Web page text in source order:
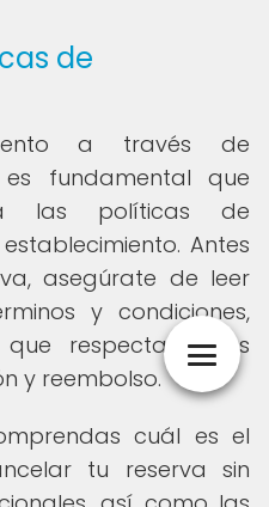
de
a través de
es fundamental que
las políticas de
Antes
asegúrate de leer
y condiciones,
que respecta a las
y reembolso.
cuál es el
tu reserva sin